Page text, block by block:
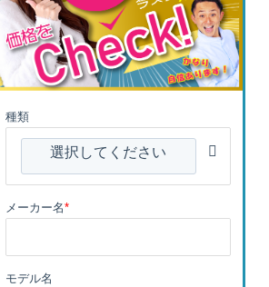
種類
選択してください
メーカー名*
モデル名